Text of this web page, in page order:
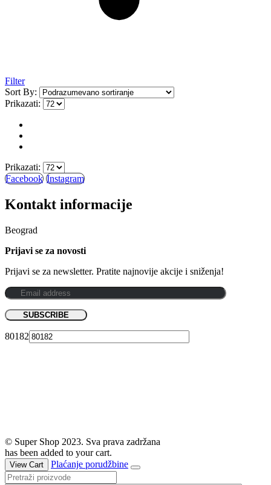
Filter
Sort By:
Prikazati:
Prikazati:
Facebook Instagram
Kontakt informacije
Beograd
Prijavi se za novosti
Prijavi se za newsletter. Pratite najnovije akcije i sniženja!
80182
© Super Shop 2023. Sva prava zadržana
has been added to your cart.
View Cart Plaćanje porudžbine